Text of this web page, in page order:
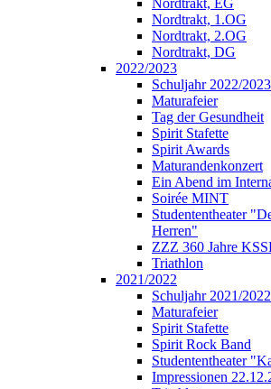
Nordtrakt, EG
Nordtrakt, 1.OG
Nordtrakt, 2.OG
Nordtrakt, DG
2022/2023
Schuljahr 2022/2023
Maturafeier
Tag der Gesundheit
Spirit Stafette
Spirit Awards
Maturandenkonzert
Ein Abend im
Soirée MINT
Studententheater
Herren"
ZZZ 360 Jahre
Triathlon
2021/2022
Schuljahr 2021/2022
Maturafeier
Spirit Stafette
Spirit Rock Band
Studententheater
Impressionen